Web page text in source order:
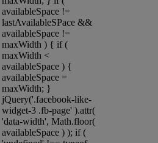
availableSpace !=
lastAvailableSPace &&
availableSpace !=
maxWidth ) { if (
maxWidth <
availableSpace ) {
availableSpace =
maxWidth; }
jQuery('.facebook-like-
widget-3 .fb-page' ).attr(
'data-width', Math.floor(
availableSpace ) ); if (